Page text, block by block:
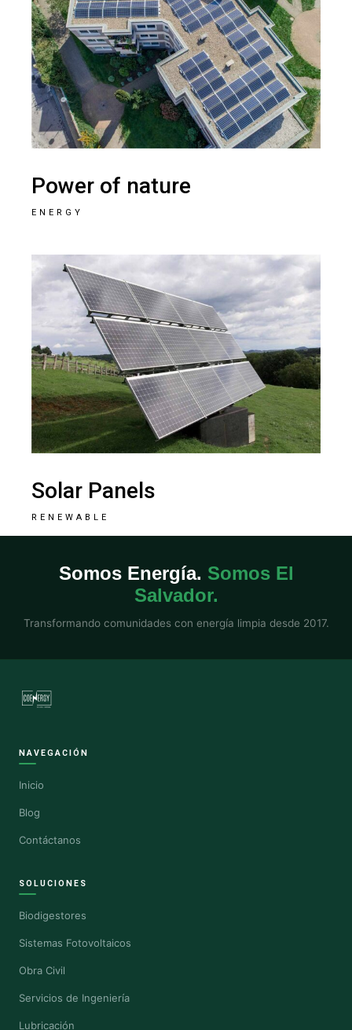
Power of nature
ENERGY
Solar Panels
RENEWABLE
Somos Energía. Somos El
Salvador.
Transformando comunidades con energía limpia desde 2017.
NAVEGACIÓN
Inicio
Blog
Contáctanos
SOLUCIONES
Biodigestores
Sistemas Fotovoltaicos
Obra Civil
Servicios de Ingeniería
Lubricación